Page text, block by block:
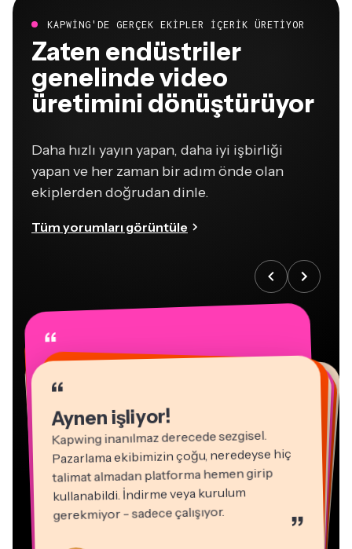
KAPWING'DE GERÇEK EKIPLER IÇERIK ÜRETIYOR
Zaten endüstriler
genelinde video
üretimini dönüştürüyor
Daha hızlı yayın yapan, daha iyi işbirliği
yapan ve her zaman bir adım önde olan
ekiplerden doğrudan dinle.
Tüm yorumları görüntüle
“
Aynen işliyor!
Kapwing inanılmaz derecede sezgisel.
Pazarlama ekibimizin çoğu, neredeyse hiç
talimat almadan platforma hemen girip
kullanabildi. İndirme veya kurulum
gerekmiyor - sadece çalışıyor. ”
“
“
“
“
“
“